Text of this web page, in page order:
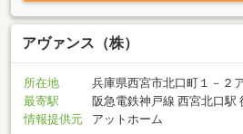
アヴァンス（株）
所在地
兵庫県西宮市北口町１－２
最寄駅
阪急電鉄神戸線 西宮北口駅
情報提供元
アットホーム